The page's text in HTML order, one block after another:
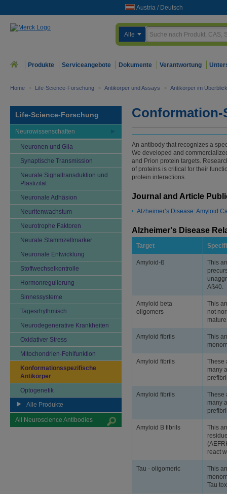
Austria / Deutsch
Alle
Produkte Serviceangebote Dokumente Verantwortung
Home > Life-Science-Forschung > Antikörper und Assays > Antikörper im Überblick
Life-Science-Forschung
Neurowissenschaften
Neuronen und Glia
Synaptische Transmission
Neurale Signaltransduktion und
Plastizität
Neuronale Adhäsion
Neuritenwachstum
Neurotrophe Faktoren
Neurale Stammzellmarker
Neuronale Entwicklung
Stoffwechselkontrolle
Hormonregulierung
Sinnessysteme
Tagesrhythmisch
Neurodegenerative Krankheiten
Oxidativer Stress
Mitochondrien-Fehlfunktion
Konformationsspezifische
Antikörper
Optogenetik
Alle Produkte
All Neuroscience Antibodies
An antibody that recognizes a
We developed and
and Prion protein targets.
of proteins is critical for their
protein interactions.
Journal and Article
Alzheimer’s Disease: Amyloid
Alzheimer's Disease
Target
Amyloid-ß
This
Aß40.
Amyloid beta
oligomers
This
not
Amyloid fibrils
This
Amyloid fibrils
These
many
Amyloid fibrils
These
many
Amyloid B fibrils
This
react
Tau - oligomeric
This
Tau